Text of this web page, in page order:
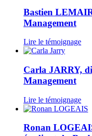
Bastien
Management
Lire le témoignage
Carla JARRY,
Management
Lire le témoignage
Ronan